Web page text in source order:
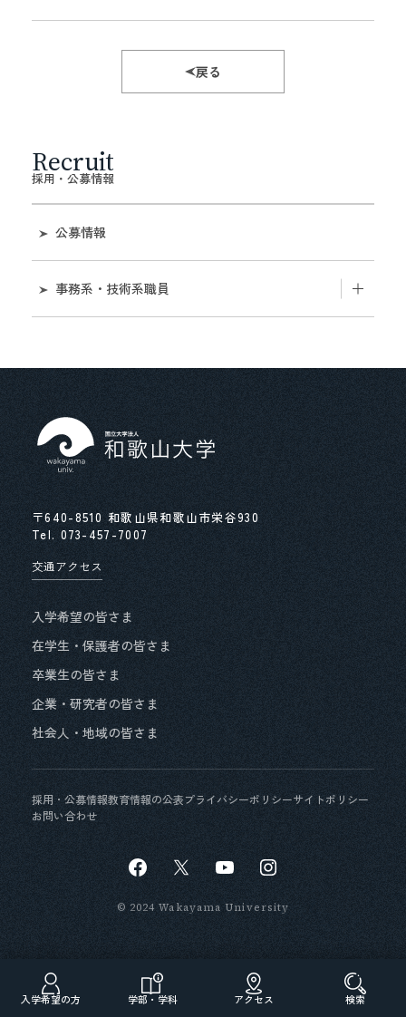
入学希望の方 学部・学科 アクセス 検索
戻る
Recruit
採用・公募情報
公募情報
事務系・技術系職員
求める人物像等
先輩職員の声
〒640-8510 和歌山県和歌山市栄谷930
Tel. 073-457-7007
交通アクセス
入学希望の皆さま
在学生・保護者の皆さま
卒業生の皆さま
企業・研究者の皆さま
社会人・地域の皆さま
採用・公募情報教育情報の公表プライバシーポリシーサイトポリシー
お問い合わせ
© 2024 Wakayama University